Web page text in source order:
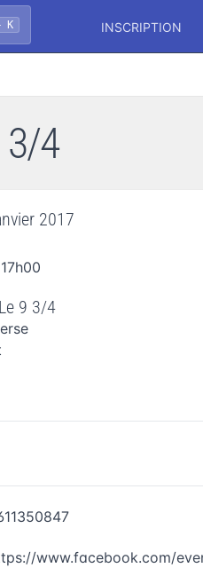
K INSCRIPTION
3/4
2017
9 3/4